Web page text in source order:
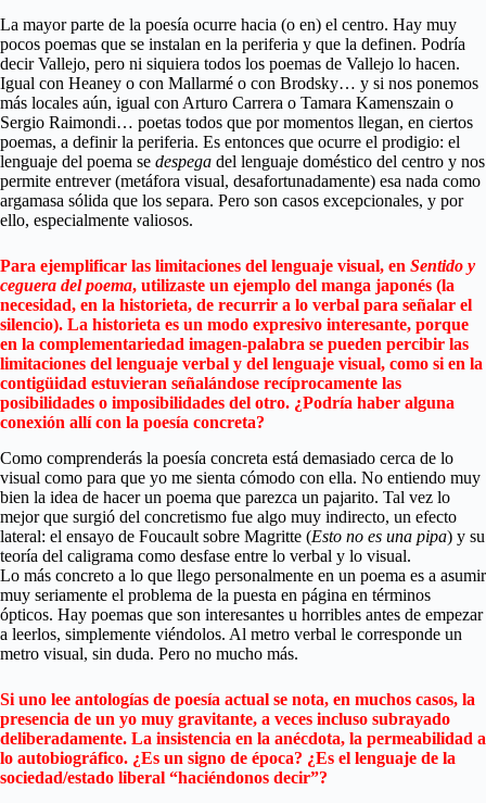
La mayor parte de la poesía ocurre hacia (o en) el centro. Hay muy
pocos poemas que se instalan en la periferia y que la definen. Podría
decir Vallejo, pero ni siquiera todos los poemas de Vallejo lo hacen.
Igual con Heaney o con Mallarmé o con Brodsky… y si nos ponemos
más locales aún, igual con Arturo Carrera o Tamara Kamenszain o
Sergio Raimondi… poetas todos que por momentos llegan, en ciertos
poemas, a definir la periferia. Es entonces que ocurre el prodigio: el
lenguaje del poema se despega del lenguaje doméstico del centro y nos
permite entrever (metáfora visual, desafortunadamente) esa nada como
argamasa sólida que los separa. Pero son casos excepcionales, y por
ello, especialmente valiosos.
Para ejemplificar las limitaciones del lenguaje visual, en Sentido y
ceguera del poema, utilizaste un ejemplo del manga japonés (la
necesidad, en la historieta, de recurrir a lo verbal para señalar el
silencio). La historieta es un modo expresivo interesante, porque
en la complementariedad imagen-palabra se pueden percibir las
limitaciones del lenguaje verbal y del lenguaje visual, como si en la
contigüidad estuvieran señalándose recíprocamente las
posibilidades o imposibilidades del otro. ¿Podría haber alguna
conexión allí con la poesía concreta?
Como comprenderás la poesía concreta está demasiado cerca de lo
visual como para que yo me sienta cómodo con ella. No entiendo muy
bien la idea de hacer un poema que parezca un pajarito. Tal vez lo
mejor que surgió del concretismo fue algo muy indirecto, un efecto
lateral: el ensayo de Foucault sobre Magritte (Esto no es una pipa) y su
teoría del caligrama como desfase entre lo verbal y lo visual.
Lo más concreto a lo que llego personalmente en un poema es a asumir
muy seriamente el problema de la puesta en página en términos
ópticos. Hay poemas que son interesantes u horribles antes de empezar
a leerlos, simplemente viéndolos. Al metro verbal le corresponde un
metro visual, sin duda. Pero no mucho más.
Si uno lee antologías de poesía actual se nota, en muchos casos, la
presencia de un yo muy gravitante, a veces incluso subrayado
deliberadamente. La insistencia en la anécdota, la permeabilidad a
lo autobiográfico. ¿Es un signo de época? ¿Es el lenguaje de la
sociedad/estado liberal “haciéndonos decir”?